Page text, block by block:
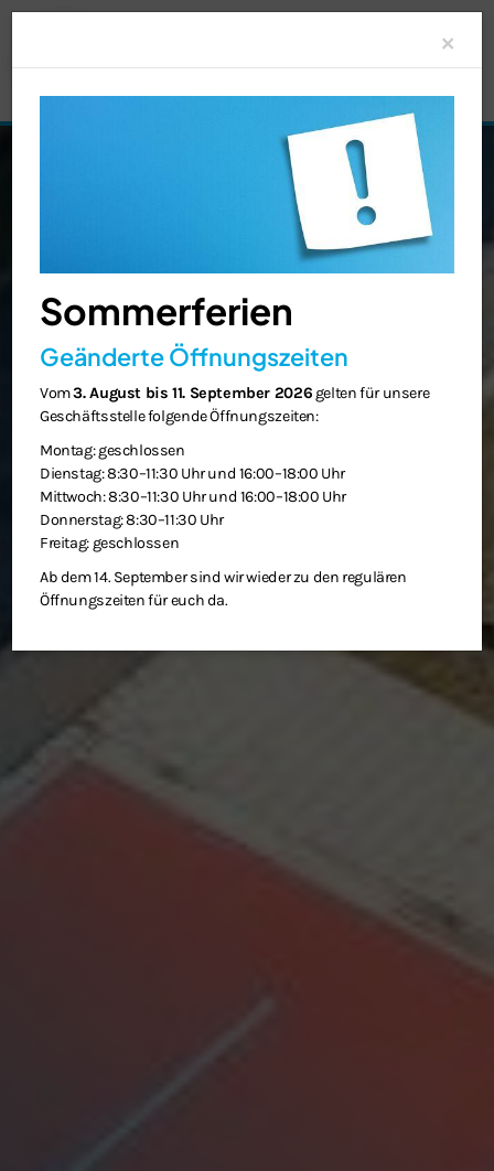
×
Sommerferien
Geänderte Öffnungszeiten
Vom3. August bis 11. September 2026 gelten für unsere
Geschäftsstelle folgende Öffnungszeiten:
Montag: geschlossen
Dienstag: 8:30–11:30 Uhr und 16:00–18:00 Uhr
Mittwoch: 8:30–11:30 Uhr und 16:00–18:00 Uhr
Donnerstag: 8:30–11:30 Uhr
Freitag: geschlossen
Ab dem 14. September sind wir wieder zu den regulären
Öffnungszeiten für euch da.